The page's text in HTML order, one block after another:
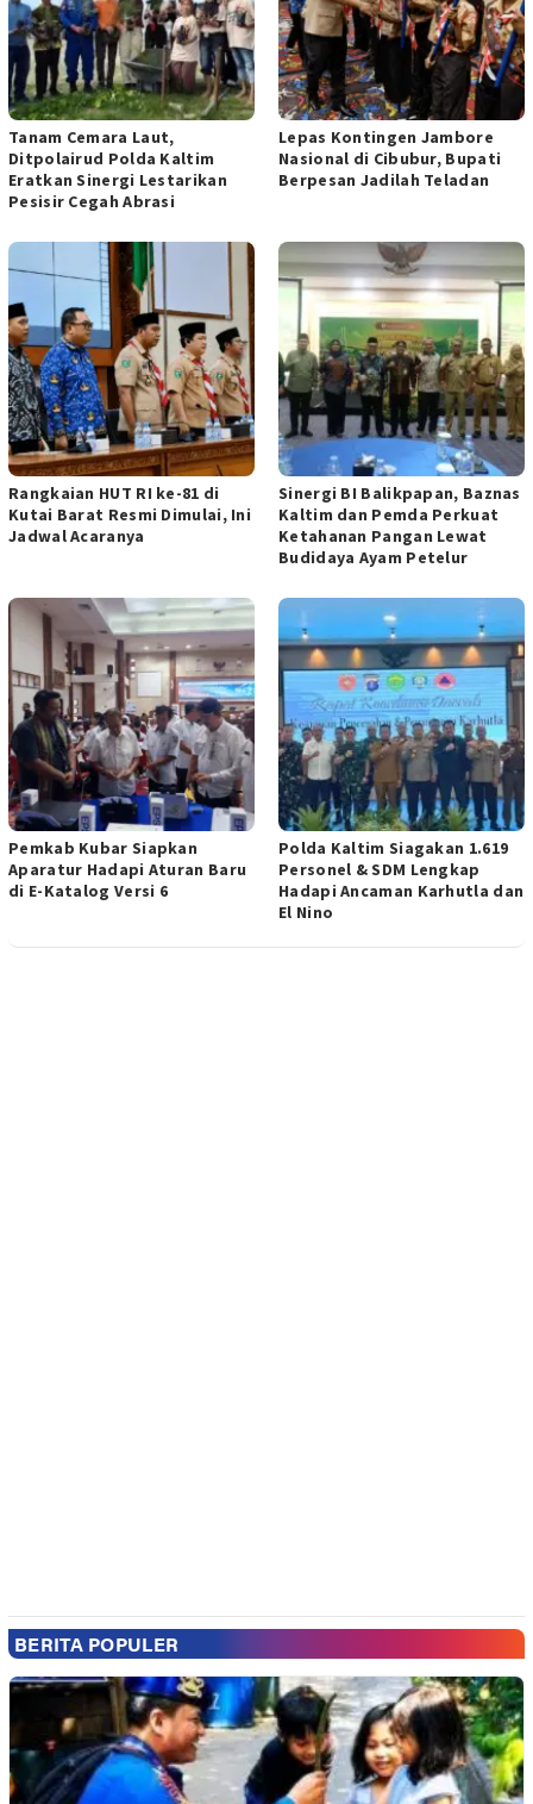
Tanam Cemara Laut,
Ditpolairud Polda Kaltim
Eratkan Sinergi Lestarikan
Pesisir Cegah Abrasi
Lepas Kontingen Jambore
Nasional di Cibubur, Bupati
Berpesan Jadilah Teladan
Rangkaian HUT RI ke-81 di
Kutai Barat Resmi Dimulai, Ini
Jadwal Acaranya
Sinergi BI Balikpapan, Baznas
Kaltim dan Pemda Perkuat
Ketahanan Pangan Lewat
Budidaya Ayam Petelur
Pemkab Kubar Siapkan
Aparatur Hadapi Aturan Baru
di E-Katalog Versi 6
Polda Kaltim Siagakan 1.619
Personel & SDM Lengkap
Hadapi Ancaman Karhutla dan
El Nino
BERITA POPULER